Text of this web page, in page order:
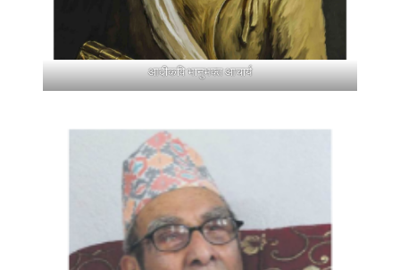
आदीकवि भानुभक्त आचार्य